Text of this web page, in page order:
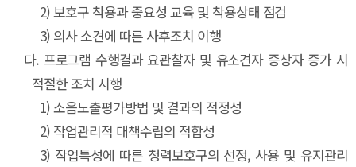
2)보호구 착용과 중요성 교육 및 착용상태 점검
3)의사 소견에 따른 사후조치 이행
다.프로그램 수행결과 요관찰자 및 유소견자 증상자 증가 시
적절한 조치 시행
1)소음노출평가방법 및 결과의 적정성
2)작업관리적 대책수립의 적합성
3)작업특성에 따른 청력보호구의 선정, 사용 및 유지관리